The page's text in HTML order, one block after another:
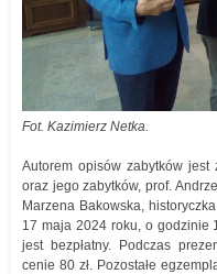
Fot. Kazimierz Netka.
Autorem opisów zabytków jest
oraz jego zabytków, prof.
Marzena Bakowska,
17 maja 2024 roku, o godzinie
jest bezpłatny. Podczas
cenie 80 zł. Pozostałe